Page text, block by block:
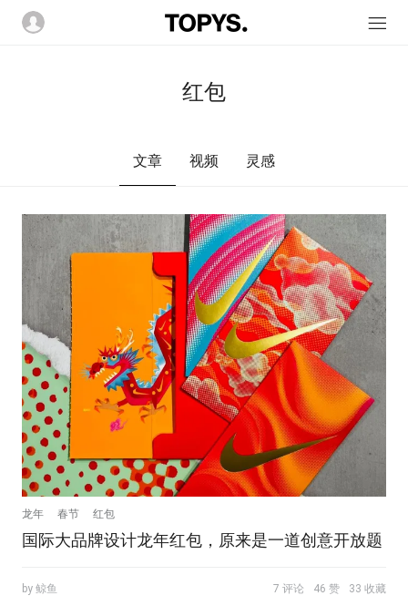
红包
文章 视频 灵感
龙年 春节 红包
国际大品牌设计龙年红包，原来是一道创意开放题
by 鲸鱼 7 评论 46 赞 33 收藏